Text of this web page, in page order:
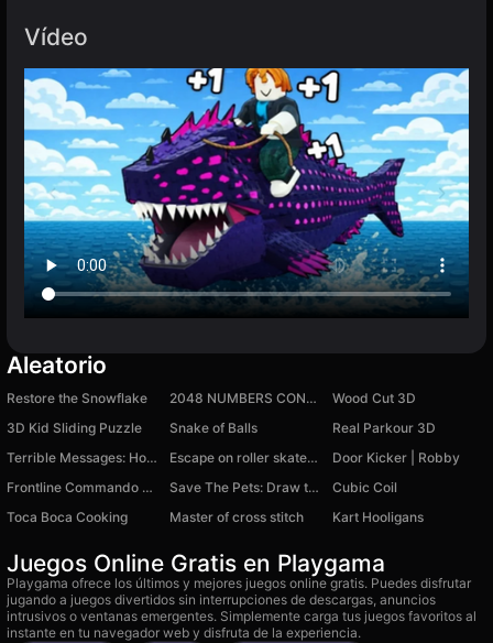
Vídeo
Aleatorio
Restore the Snowflake 2048 NUMBERS CONNECT
Wood Cut 3D
3D Kid Sliding Puzzle
Snake of Balls
Real Parkour 3D
Terrible Messages: Horror
Escape on roller skates: Brainrots
Door Kicker | Robby
Frontline Commando Shooting: Gun Games
Save The Pets: Draw to Save
Cubic Coil
Toca Boca Cooking
Master of cross stitch Kart Hooligans
Juegos Online Gratis en Playgama
Playgama ofrece los últimos y mejores juegos online gratis. Puedes disfrutar
jugando a juegos divertidos sin interrupciones de descargas, anuncios
intrusivos o ventanas emergentes. Simplemente carga tus juegos favoritos al
instante en tu navegador web y disfruta de la experiencia.